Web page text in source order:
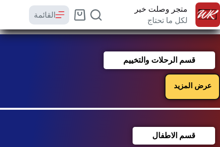
متجر وصلت خير
لكل ما تحتاج
القائمة
قسم الرحلات والتخييم
عرض المزيد
قسم الاطفال